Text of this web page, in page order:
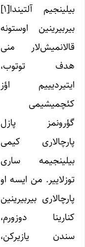
بیلینجیم آلتیندا[۱]
بیربیرینین اوستونه
قالانمیش‌لار منی
هدف توتوب،
ایتیردیییم اؤز
کئچمیشیمی
گؤرونمز پازل
پارچالاری کیمی
بیلینجیمه ساری
توزلاییر. من ایسه او
پارچالاری بیربیرینین
کنارینا دوزورم،
سندن یازیرکن،